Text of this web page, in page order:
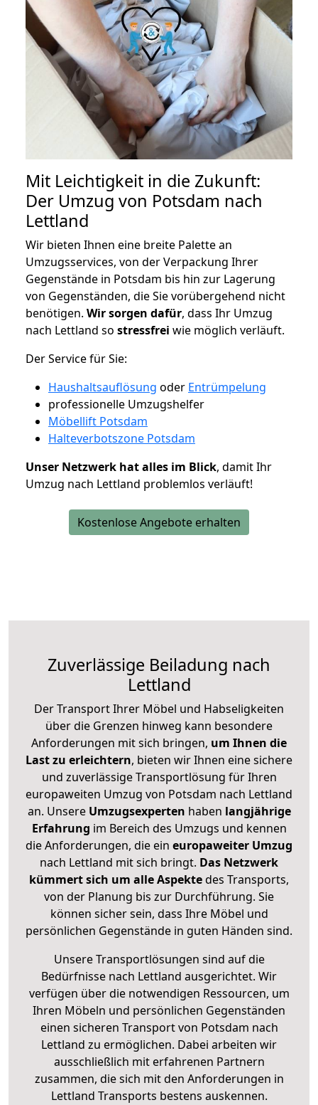
Mit Leichtigkeit in die Zukunft:
Der Umzug von Potsdam nach
Lettland
Wir bieten Ihnen eine breite Palette an
Umzugsservices, von der Verpackung Ihrer
Gegenstände in Potsdam bis hin zur Lagerung
von Gegenständen, die Sie vorübergehend nicht
benötigen. Wir sorgen dafür, dass Ihr Umzug
nach Lettland so stressfrei wie möglich verläuft.
Der Service für Sie:
Haushaltsauflösung oder Entrümpelung
professionelle Umzugshelfer
Möbellift Potsdam
Halteverbotszone Potsdam
Unser Netzwerk hat alles im Blick, damit Ihr
Umzug nach Lettland problemlos verläuft!
Kostenlose Angebote erhalten
Zuverlässige Beiladung nach
Lettland
Der Transport Ihrer Möbel und Habseligkeiten
über die Grenzen hinweg kann besondere
Anforderungen mit sich bringen, um Ihnen die
Last zu erleichtern, bieten wir Ihnen eine sichere
und zuverlässige Transportlösung für Ihren
europaweiten Umzug von Potsdam nach Lettland
an. Unsere Umzugsexperten haben langjährige
Erfahrung im Bereich des Umzugs und kennen
die Anforderungen, die ein europaweiter Umzug
nach Lettland mit sich bringt. Das Netzwerk
kümmert sich um alle Aspektedes Transports,
von der Planung bis zur Durchführung. Sie
können sicher sein, dass Ihre Möbel und
persönlichen Gegenstände in guten Händen sind.
Unsere Transportlösungen sind auf die
Bedürfnisse nach Lettland ausgerichtet. Wir
verfügen über die notwendigen Ressourcen, um
Ihren Möbeln und persönlichen Gegenständen
einen sicheren Transport von Potsdam nach
Lettland zu ermöglichen. Dabei arbeiten wir
ausschließlich mit erfahrenen Partnern
zusammen, die sich mit den Anforderungen in
Lettland Transports bestens auskennen.